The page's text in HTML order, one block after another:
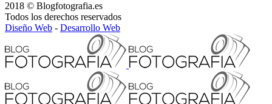
2018 © Blogfotografia.es
Todos los derechos reservados
Diseño Web - Desarrollo Web